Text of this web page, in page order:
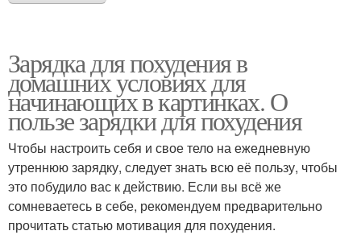
Зарядка для похудения в
домашних условиях для
начинающих в картинках. О
пользе зарядки для похудения
Чтобы настроить себя и свое тело на ежедневную
утреннюю зарядку, следует знать всю её пользу, чтобы
это побудило вас к действию. Если вы всё же
сомневаетесь в себе, рекомендуем предварительно
прочитать статью мотивация для похудения.